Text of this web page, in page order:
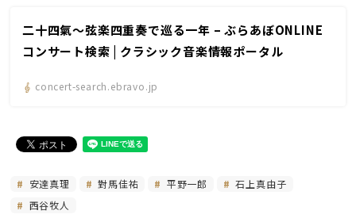
二十四氣〜弦楽四重奏で巡る一年 – ぶらあぼONLINE
コンサート検索 | クラシック音楽情報ポータル
concert-search.ebravo.jp
安達真理 對馬佳祐 平野一郎
石上真由子
西谷牧人